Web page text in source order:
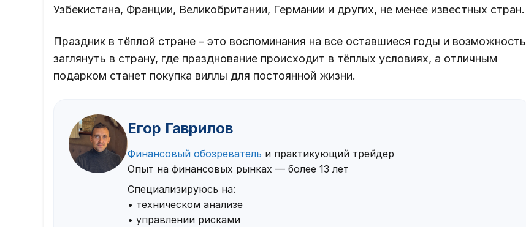
Узбекистана, Франции, Великобритании, Германии и других, не менее известных стран.
Праздник в тёплой стране – это воспоминания на все оставшиеся годы и возможность
заглянуть в страну, где празднование происходит в тёплых условиях, а отличным
подарком станет покупка виллы для постоянной жизни.
Егор Гаврилов
Финансовый обозреватель и практикующий трейдер
Опыт на финансовых рынках — более 13 лет
Специализируюсь на:
• техническом анализе
• управлении рисками